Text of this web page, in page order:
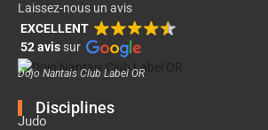
Laissez-nous un avis
EXCELLENT
52 avis sur
Dojo Nantais Club Label OR
Disciplines
Judo